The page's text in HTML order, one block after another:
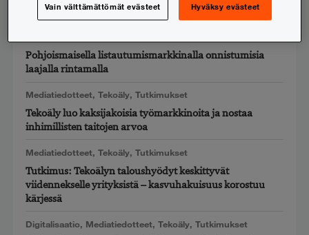
Uusimmat
Pohjoismaisella listautumismarkkinalla onnistumisia
laajalla rintamalla
Mediatiedotteet, Tekoäly, Tutkimukset
Tekoäly luo kaksijakoisia työmarkkinoita ja nostaa
inhimillisten taitojen arvoa
Mediatiedotteet, Tekoäly, Tutkimukset
Tutkimus: Tekoälyn taloushyödyt keskittyvät
viidennekselle yrityksistä – kasvuhakuisuus korostuu
kärjessä
Digitalisaatio, Mediatiedotteet, Tekoäly, Tutkimukset
Vain välttämättömät evästeet Hyväksy evästeet